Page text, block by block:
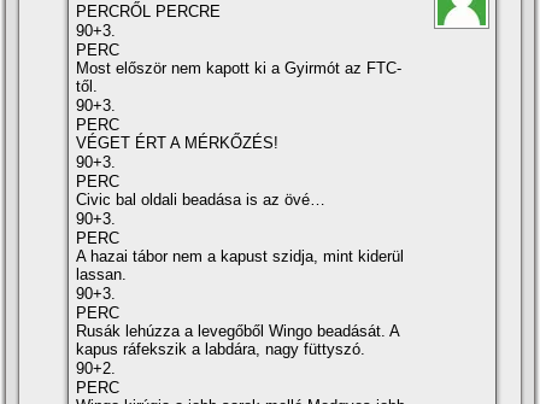
PERCRŐL PERCRE
90+3.
PERC
Most először nem kapott ki a Gyirmót az FTC-
től.
90+3.
PERC
VÉGET ÉRT A MÉRKŐZÉS!
90+3.
PERC
Civic bal oldali beadása is az övé…
90+3.
PERC
A hazai tábor nem a kapust szidja, mint kiderül
lassan.
90+3.
PERC
Rusák lehúzza a levegőből Wingo beadását. A
kapus ráfekszik a labdára, nagy füttyszó.
90+2.
PERC